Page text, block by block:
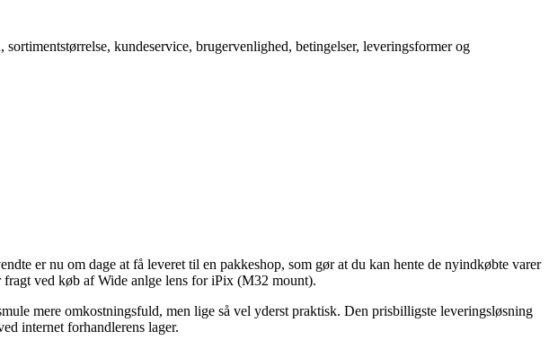
kundeservice, brugervenlighed, betingelser, leveringsformer og
er nu om dage at få leveret til en pakkeshop, som gør at du kan hente de nyindkøbte varer
ved køb af Wide anlge lens for iPix (M32 mount).
mere omkostningsfuld, men lige så vel yderst praktisk. Den prisbilligste leveringsløsning
internet forhandlerens lager.